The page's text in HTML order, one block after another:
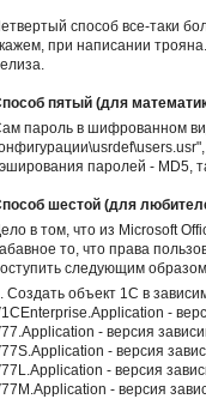
способ все-таки
при написании
пятый (для
пароль в шифрованном
паролей - MD5,
шестой (для
в том, что из Microsoft
то, что права
следующим
Создать объект 1С в
-
- версия
- версия
- версия
- версия